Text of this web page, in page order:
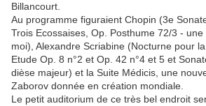
Billancourt.
Au programme figuraient Chopin (3e
Trois Ecossaises, Op. Posthume 72/3 -
moi), Alexandre Scriabine (Nocturne pour
Etude Op. 8 n°2 et Op. 42 n°4 et 5 et
dièse majeur) et la Suite Médicis, une
Zaborov donnée en création mondiale.
Le petit auditorium de ce très bel endroit